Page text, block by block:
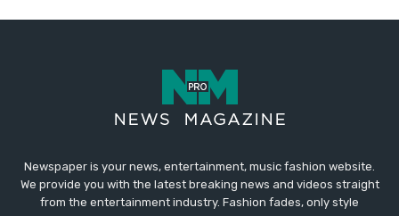
Newspaper is your news, entertainment, music fashion website.
We provide you with the latest breaking news and videos straight
from the entertainment industry. Fashion fades, only style